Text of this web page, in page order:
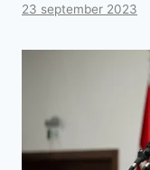
23 september 2023